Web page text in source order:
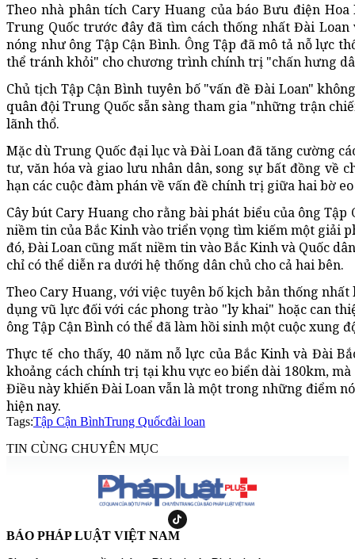
Theo nhà phân tích Cary Huang của báo Bưu điện
Trung Quốc trước đây đã tìm cách thống nhất Đài
nóng như ông Tập Cận Bình. Ông Tập đã mô tả nỗ lực
thể tránh khỏi" cho chương trình chính trị "chấn hưng
Chủ tịch Tập Cận Bình tuyên bố "vấn đề Đài Loan"
quân đội Trung Quốc sẵn sàng tham gia "những trận
lãnh thổ.
Mặc dù Trung Quốc đại lục và Đài Loan đã tăng cường
tư, văn hóa và giao lưu nhân dân, song sự bất đồng về
hạn các cuộc đàm phán về vấn đề chính trị giữa hai bờ
Cây bút Cary Huang cho rằng bài phát biểu của ông
niềm tin của Bắc Kinh vào triển vọng tìm kiếm một giải
đó, Đài Loan cũng mất niềm tin vào Bắc Kinh và Quốc
chỉ có thể diễn ra dưới hệ thống dân chủ cho cả hai bên.
Theo Cary Huang, với việc tuyên bố kịch bản thống
dụng vũ lực đối với các phong trào "ly khai" hoặc can
ông Tập Cận Bình có thể đã làm hồi sinh một cuộc xung
Thực tế cho thấy, 40 năm nỗ lực của Bắc Kinh và Đài
khoảng cách chính trị tại khu vực eo biển dài 180km,
Điều này khiến Đài Loan vẫn là một trong những điểm
hiện nay.
Tags:Tập Cận BìnhTrung Quốcđài loan
TIN CÙNG CHUYÊN MỤC
BÁO PHÁP LUẬT VIỆT NAM